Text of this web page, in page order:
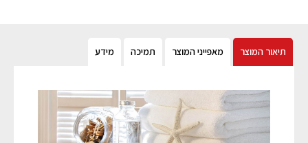
תיאור המוצר מאפייני המוצר תמיכה מידע